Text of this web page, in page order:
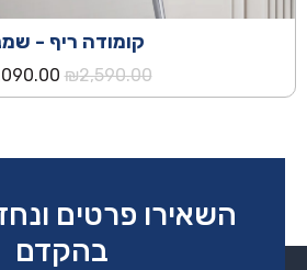
קומודה ריף -
₪2,590.00
המחיר
המקורי
השאירו פרטים
בהקדם